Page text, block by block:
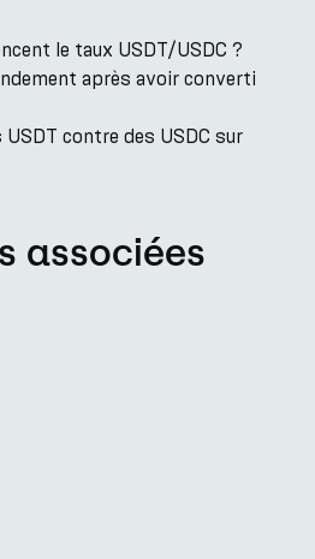
le taux USDT/USDC ?
après avoir converti
USDT contre des USDC sur
associées